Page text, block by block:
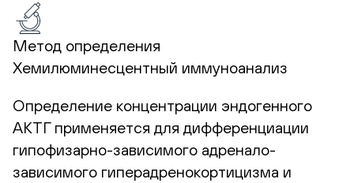
Метод определения
Хемилюминесцентный иммуноанализ
Определение концентрации эндогенного
АКТГ применяется для дифференциации
гипофизарно-зависимого адренало-
зависимого гиперадренокортицизма и